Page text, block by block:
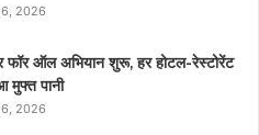
2026
फॉर ऑल अभियान शुरू, हर होटल-रेस्टोरेंट
मुफ्त पानी
2026